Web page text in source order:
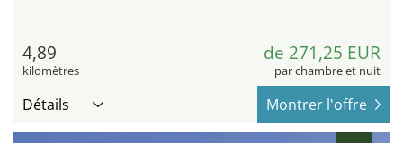
4,89
kilomètres
de 271,25 EUR
par chambre et nuit
Détails Montrer l'offre